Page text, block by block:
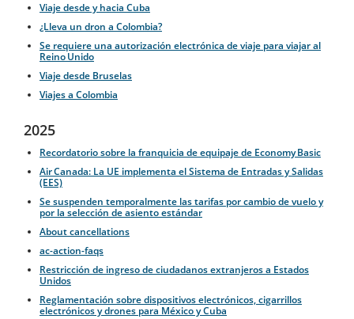
Viaje desde y hacia Cuba
¿Lleva un dron a Colombia?
Se requiere una autorización electrónica de viaje para viajar al
Reino Unido
Viaje desde Bruselas
Viajes a Colombia
2025
Recordatorio sobre la franquicia de equipaje de Economy Basic
Air Canada: La UE implementa el Sistema de Entradas y Salidas
(EES)
Se suspenden temporalmente las tarifas por cambio de vuelo y
por la selección de asiento estándar
About cancellations
ac-action-faqs
Restricción de ingreso de ciudadanos extranjeros a Estados
Unidos
Reglamentación sobre dispositivos electrónicos, cigarrillos
electrónicos y drones para México y Cuba